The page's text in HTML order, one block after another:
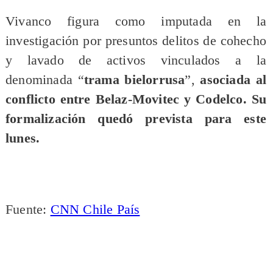
Vivanco figura como imputada en la
investigación por presuntos delitos de cohecho
y lavado de activos vinculados a la
denominada “trama bielorrusa”,asociada al
conflicto entre Belaz-Movitec y Codelco. Su
formalización quedó prevista para este
lunes.
Fuente: CNN Chile País